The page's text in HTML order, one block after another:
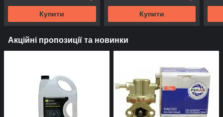
Купити Купити
Акційні пропозиції та новинки